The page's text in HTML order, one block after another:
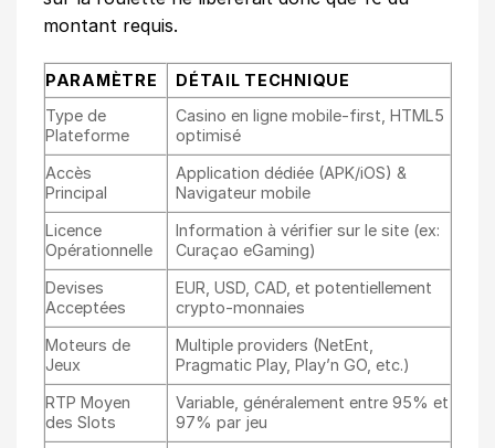
montant requis.
PARAMÈTRE
DÉTAIL TECHNIQUE
Type de
Plateforme
Casino en ligne mobile-first, HTML5
optimisé
Accès
Principal
Application dédiée (APK/iOS) &
Navigateur mobile
Licence
Opérationnelle
Information à vérifier sur le site (ex:
Curaçao eGaming)
Devises
Acceptées
EUR, USD, CAD, et potentiellement
crypto-monnaies
Moteurs de
Jeux
Multiple providers (NetEnt,
Pragmatic Play, Play’n GO, etc.)
RTP Moyen
des Slots
Variable, généralement entre 95% et
97% par jeu